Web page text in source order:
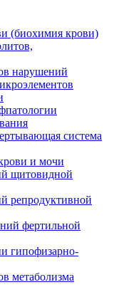
(биохимия крови)
нарушений
система
и мочи
щитовидной
репродуктивной
фертильной
гипофизарно-
метаболизма